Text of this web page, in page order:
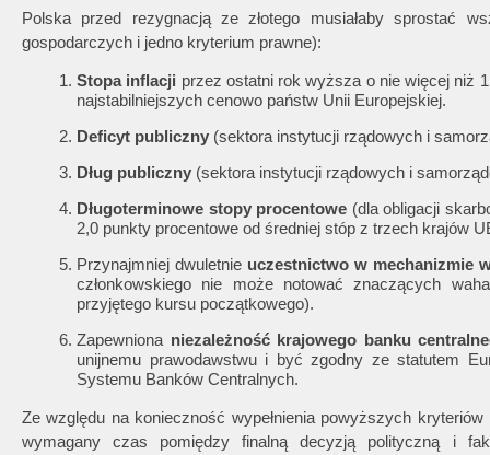
Polska przed rezygnacją ze złotego musiałaby sprostać
gospodarczych i jedno kryterium prawne):
Stopa inflacji przez ostatni rok wyższa o nie więcej niż
najstabilniejszych cenowo państw Unii Europejskiej.
Deficyt publiczny (sektora instytucji rządowych i
Dług publiczny (sektora instytucji rządowych i
Długoterminowe stopy procentowe (dla obligacji
2,0 punkty procentowe od średniej stóp z trzech krajów
Przynajmniej dwuletnie uczestnictwo w mechanizmie
członkowskiego nie może notować znaczących
przyjętego kursu początkowego).
Zapewniona niezależność krajowego banku
unijnemu prawodawstwu i być zgodny ze statutem
Systemu Banków Centralnych.
Ze względu na konieczność wypełnienia powyższych
wymagany czas pomiędzy finalną decyzją polityczną i